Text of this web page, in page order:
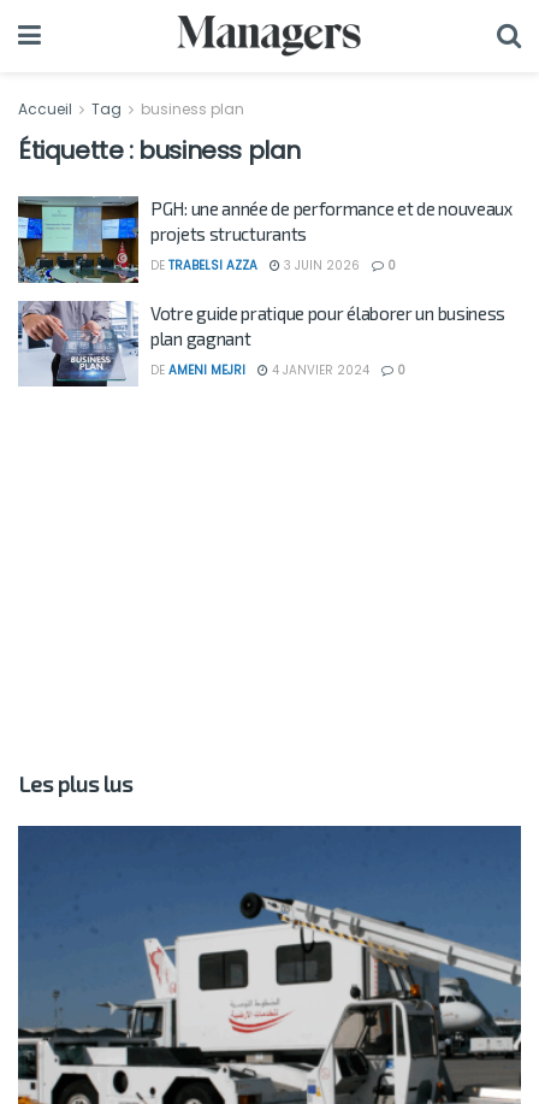
Accueil Tag business plan
Étiquette : business plan
PGH: une année de performance et de nouveaux
projets structurants
DE TRABELSI AZZA 3 JUIN 2026 0
Votre guide pratique pour élaborer un business
plan gagnant
DE AMENI MEJRI 4 JANVIER 2024 0
Les plus lus